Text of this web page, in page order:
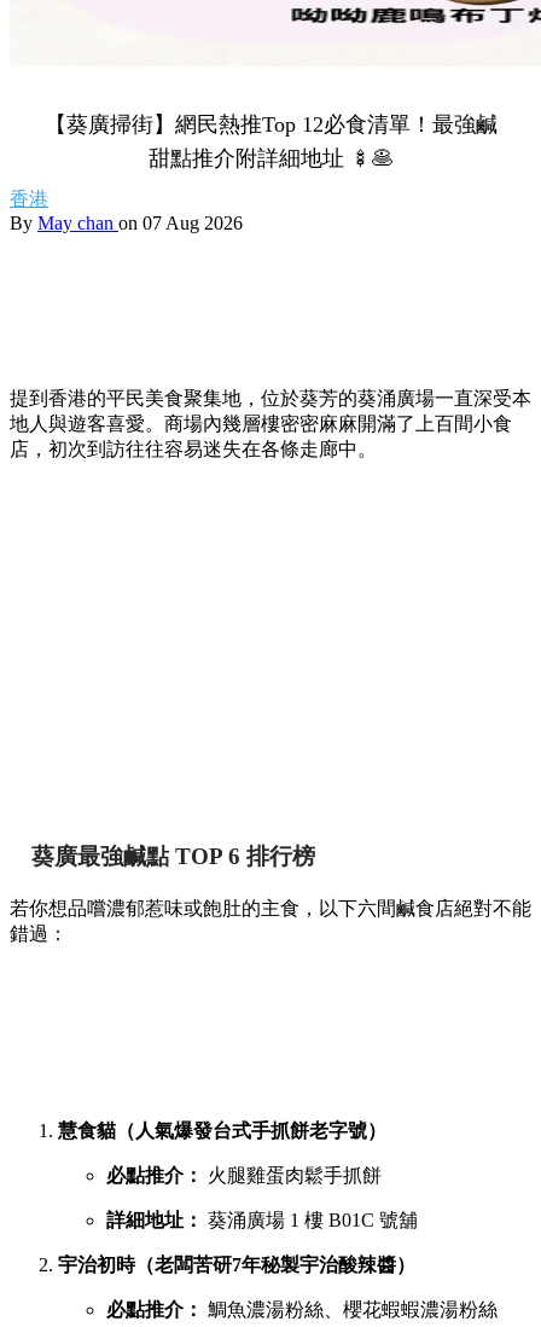
【葵廣掃街】網民熱推Top 12必食清單！最強鹹
甜點推介附詳細地址 🍢🥞
香港
By May chan on 07 Aug 2026
提到香港的平民美食聚集地，位於葵芳的葵涌廣場一直深受本
地人與遊客喜愛。商場內幾層樓密密麻麻開滿了上百間小食
店，初次到訪往往容易迷失在各條走廊中。
葵廣最強鹹點 TOP 6 排行榜
若你想品嚐濃郁惹味或飽肚的主食，以下六間鹹食店絕對不能
錯過：
慧食貓（人氣爆發台式手抓餅老字號）
必點推介： 火腿雞蛋肉鬆手抓餅
詳細地址： 葵涌廣場 1 樓 B01C 號舖
宇治初時（老闆苦研7年秘製宇治酸辣醬）
必點推介： 鯛魚濃湯粉絲、櫻花蝦蝦濃湯粉絲